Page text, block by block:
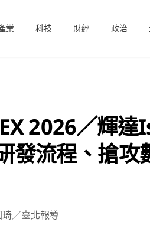
業 科技 財經 政治
2026／輝
發流程、搶攻
／臺北報導